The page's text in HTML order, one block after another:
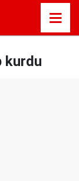
kurdu